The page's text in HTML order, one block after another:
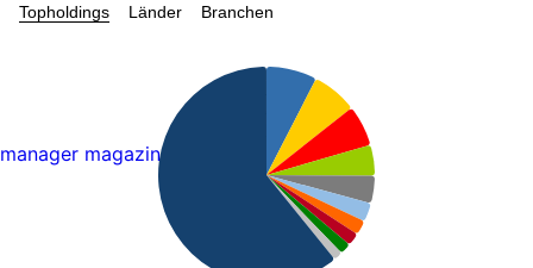
Topholdings Länder Branchen
manager magazin